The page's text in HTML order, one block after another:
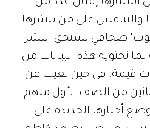
انتشارها إقبال عدد من
والتنافس على من ينشرها
صحافي يستحق النشر
تحتويه هذه البيانات من
قيمة. في حين تغيب عن
من الصف الأول منهم
أخبارها الجديدة على